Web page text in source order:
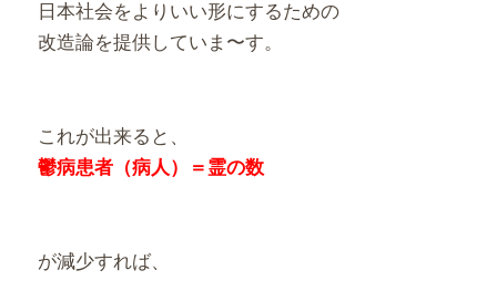
日本社会をよりいい形にするための
改造論を提供していま〜す。
これが出来ると、
鬱病患者（病人）＝霊の数
が減少すれば、